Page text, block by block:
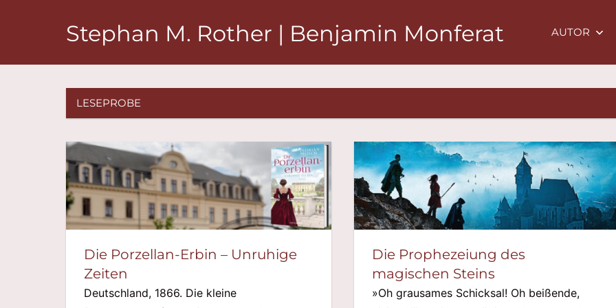
Stephan M. Rother | Benjamin Monferat AUTOR
LESEPROBE
Die Porzellan-Erbin – Unruhige
Zeiten
Deutschland, 1866. Die kleine
Die Prophezeiung des
magischen Steins
»Oh grausames Schicksal! Oh beißende,